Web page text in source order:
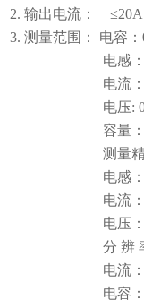
2. 输出电流： ≤20A
3. 测量范围： 电容：
电感：
电流：
电压: 0～
容量： 0～
测量精度 ：
电感：
电流：
电压：
分 辨 率：
电流：
电容：